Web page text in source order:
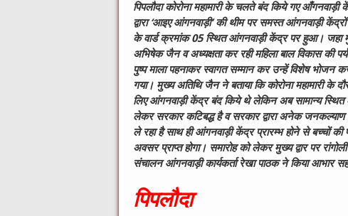
पिपलौदा कोरोना महामारी के चलते बंद किये गए आँगनवाड़ी
द्वारा ‘आइए आंगनवाड़ी’ की थीम पर समस्त आंगनवाड़ी
के वार्ड क्रमांक 05 स्थित आंगनवाड़ी केंद्र पर हुआ। जहा
अभिषेक जैन व अध्यक्षता कर रही महिला बाल विकास की
पुष्प माला पहनाकर स्वागत सम्मान कर उन्हें विशेष भोजन
गया। मुख्य अतिथि जैन ने बताया कि कोरोना महामारी
लिए आंगनवाड़ी केंद्र बंद किये थे लेकिन अब सामान्य स्थित
लेकर सरकार कटिबद्ध है व सरकार द्वारा अनेक
ले रहा है साथ ही आंगनवाड़ी केंद्र प्रारम्भ होने से बच्चों की
अवसर प्राप्त होगा। समारोह को लेकर मुख्य द्वार पर
संचालन आंगनवाड़ी कार्यकर्ता रेखा पाठक ने किया आभार
पिपलौदा